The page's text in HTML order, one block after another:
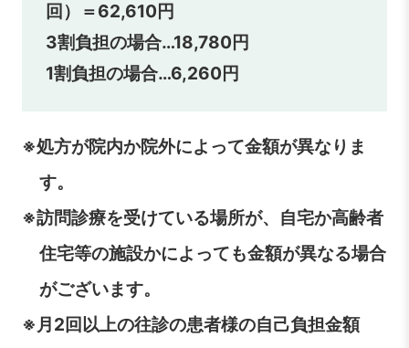
回）＝62,610円
3割負担の場合…18,780円
1割負担の場合…6,260円
※処方が院内か院外によって金額が異なりま
す。
※訪問診療を受けている場所が、自宅か高齢者
住宅等の施設かによっても金額が異なる場合
がございます。
※月2回以上の往診の患者様の自己負担金額